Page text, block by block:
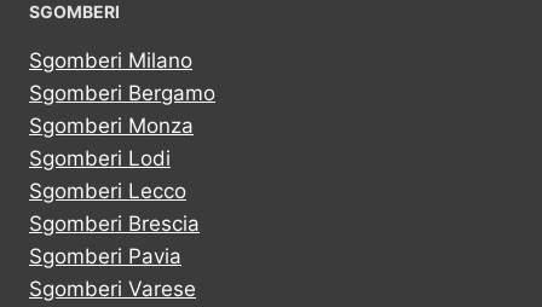
SGOMBERI
Sgomberi Milano
Sgomberi Bergamo
Sgomberi Monza
Sgomberi Lodi
Sgomberi Lecco
Sgomberi Brescia
Sgomberi Pavia
Sgomberi Varese